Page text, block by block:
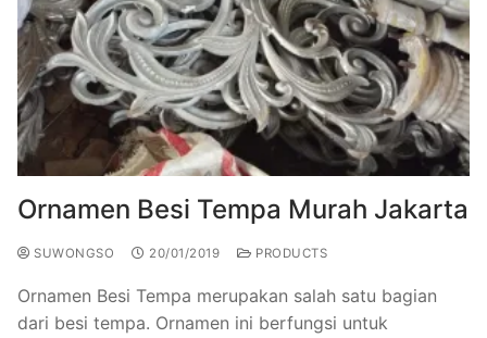
Ornamen Besi Tempa Murah Jakarta
SUWONGSO 20/01/2019 PRODUCTS
Ornamen Besi Tempa merupakan salah satu bagian
dari besi tempa. Ornamen ini berfungsi untuk